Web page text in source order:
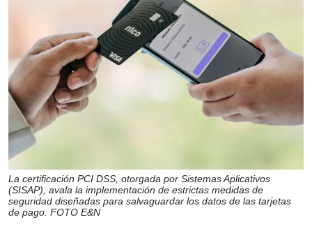
La certificación PCI DSS, otorgada por Sistemas Aplicativos
(SISAP), avala la implementación de estrictas medidas de
seguridad diseñadas para salvaguardar los datos de las tarjetas
de pago. FOTO E&N